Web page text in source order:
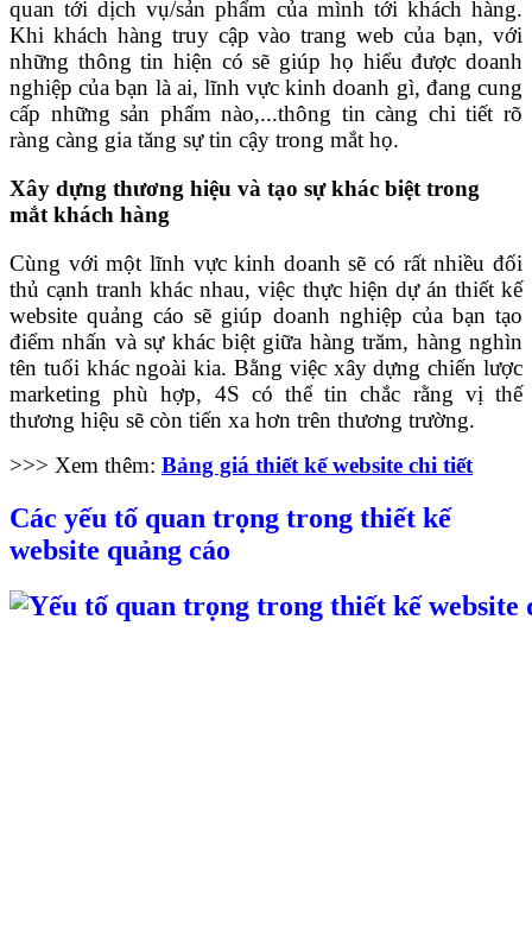
quan tới dịch vụ/sản phẩm của mình tới khách hàng.
Khi khách hàng truy cập vào trang web của bạn, với
những thông tin hiện có sẽ giúp họ hiểu được doanh
nghiệp của bạn là ai, lĩnh vực kinh doanh gì, đang cung
cấp những sản phẩm nào,...thông tin càng chi tiết rõ
ràng càng gia tăng sự tin cậy trong mắt họ.
Xây dựng thương hiệu và tạo sự khác biệt trong
mắt khách hàng
Cùng với một lĩnh vực kinh doanh sẽ có rất nhiều đối
thủ cạnh tranh khác nhau, việc thực hiện dự án thiết kế
website quảng cáo sẽ giúp doanh nghiệp của bạn tạo
điểm nhấn và sự khác biệt giữa hàng trăm, hàng nghìn
tên tuổi khác ngoài kia. Bằng việc xây dựng chiến lược
marketing phù hợp, 4S có thể tin chắc rằng vị thế
thương hiệu sẽ còn tiến xa hơn trên thương trường.
>>> Xem thêm: Bảng giá thiết kế website chi tiết
Các yếu tố quan trọng trong thiết kế
website quảng cáo